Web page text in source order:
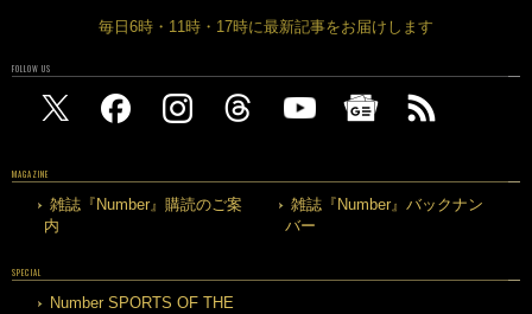
毎日6時・11時・17時に最新記事をお届けします
FOLLOW US
MAGAZINE
雑誌『Number』購読のご案
内
雑誌『Number』バックナン
バー
SPECIAL
Number SPORTS OF THE